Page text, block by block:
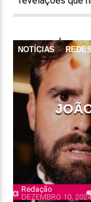
NOTÍCIAS
Redação
DEZEMBRO 10,